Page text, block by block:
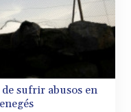
sufrir abusos en